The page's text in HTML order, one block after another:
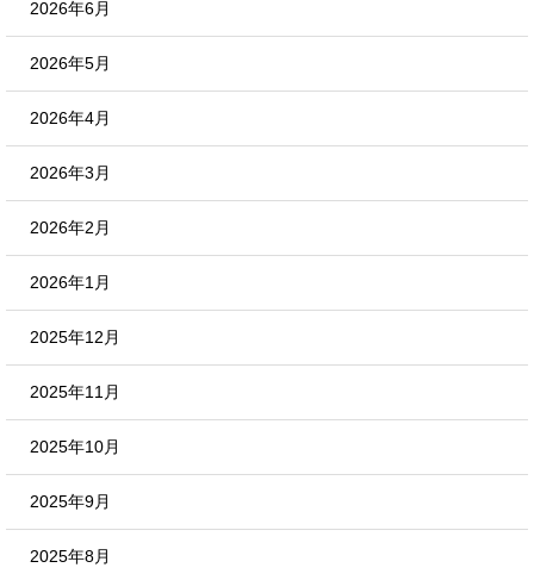
2026年6月
2026年5月
2026年4月
2026年3月
2026年2月
2026年1月
2025年12月
2025年11月
2025年10月
2025年9月
2025年8月